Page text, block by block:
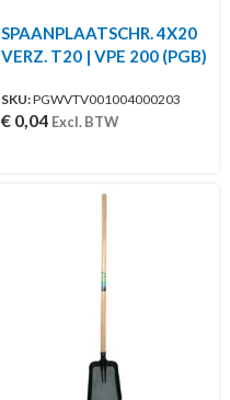
SPAANPLAATSCHR. 4X20
VERZ. T20 | VPE 200 (PGB)
SKU:PGWVTV001004000203
€ 0,04 Excl. BTW